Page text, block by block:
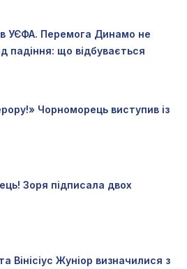
УЄФА. Перемога Динамо не
падіння: що відбувається
Чорноморець виступив із
Зоря підписала двох
Вінісіус Жуніор визначилися з